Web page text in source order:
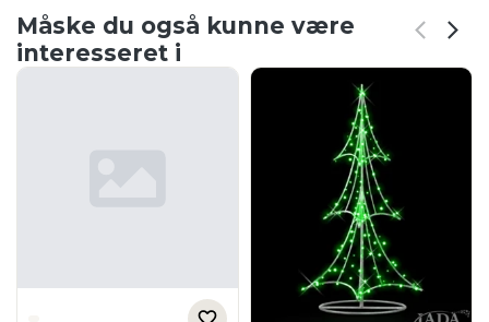
Måske du også kunne være
interesseret i